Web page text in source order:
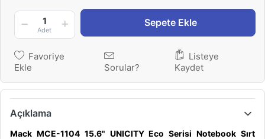
1
Adet
Sepete Ekle
Favoriye
Ekle
Sorular?
Listeye
Kaydet
Açıklama
Mack MCE-1104 15.6" UNICITY Eco Serisi Notebook Sırt